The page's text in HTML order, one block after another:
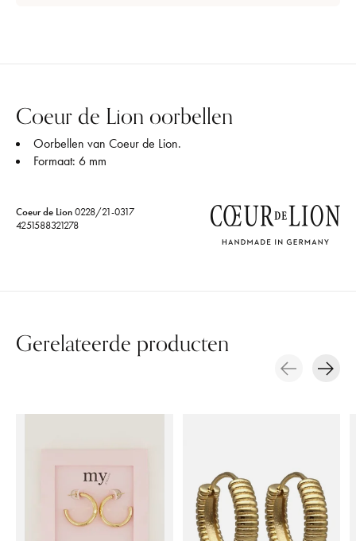
Coeur de Lion oorbellen
Oorbellen van Coeur de Lion.
Formaat: 6 mm
Coeur de Lion0228/21-0317
4251588321278
Gerelateerde producten